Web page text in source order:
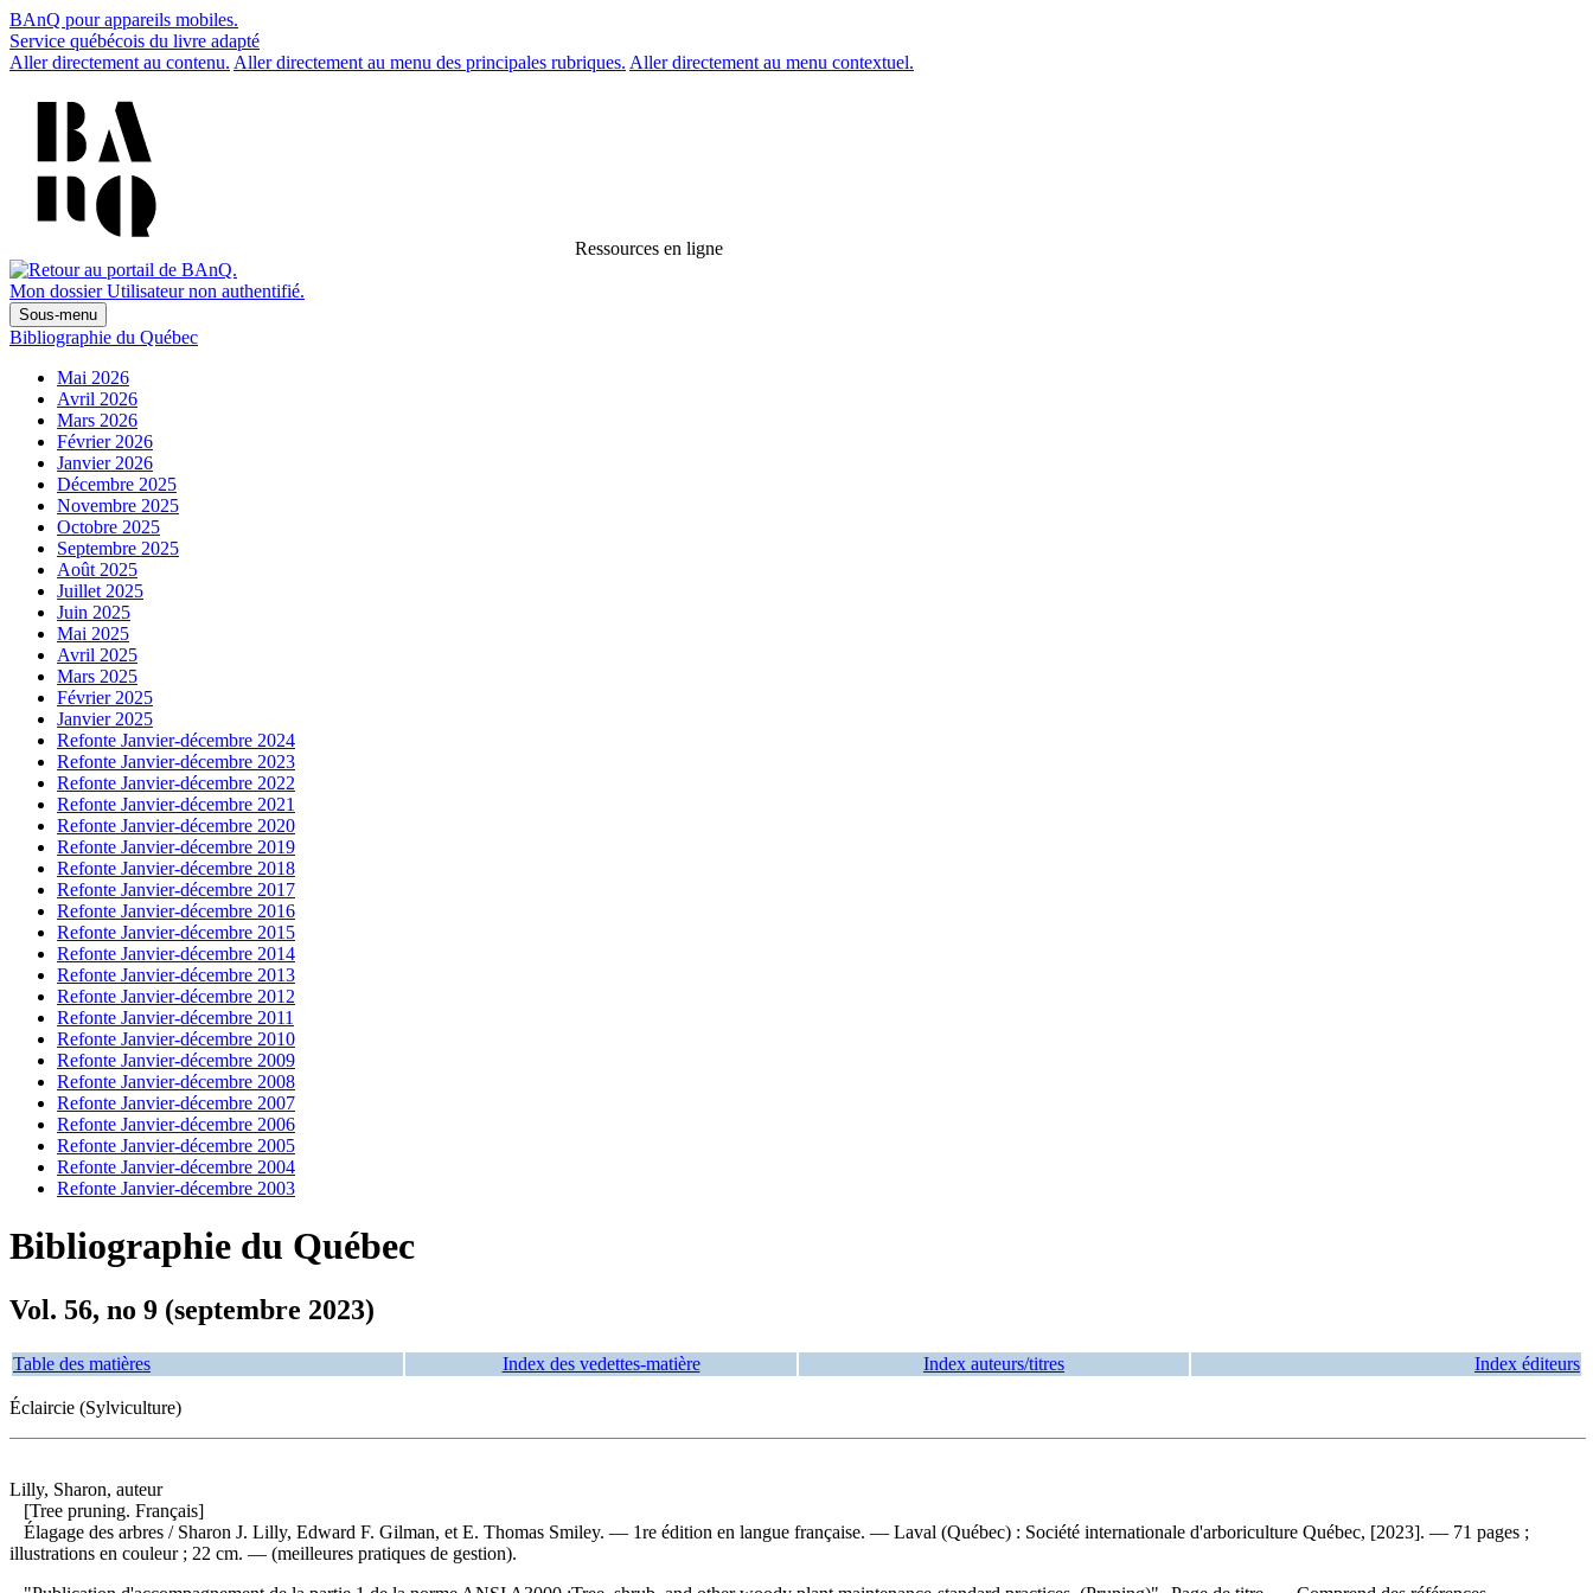
BAnQ pour appareils mobiles.
Service québécois du livre adapté
Aller directement au contenu. Aller directement au menu des principales rubriques. Aller directement au menu contextuel.
Ressources en ligne
Mon dossier Utilisateur non authentifié.
Sous-menu
Bibliographie du Québec
Mai 2026
Avril 2026
Mars 2026
Février 2026
Janvier 2026
Décembre 2025
Novembre 2025
Octobre 2025
Septembre 2025
Août 2025
Juillet 2025
Juin 2025
Mai 2025
Avril 2025
Mars 2025
Février 2025
Janvier 2025
Refonte Janvier-décembre 2024
Refonte Janvier-décembre 2023
Refonte Janvier-décembre 2022
Refonte Janvier-décembre 2021
Refonte Janvier-décembre 2020
Refonte Janvier-décembre 2019
Refonte Janvier-décembre 2018
Refonte Janvier-décembre 2017
Refonte Janvier-décembre 2016
Refonte Janvier-décembre 2015
Refonte Janvier-décembre 2014
Refonte Janvier-décembre 2013
Refonte Janvier-décembre 2012
Refonte Janvier-décembre 2011
Refonte Janvier-décembre 2010
Refonte Janvier-décembre 2009
Refonte Janvier-décembre 2008
Refonte Janvier-décembre 2007
Refonte Janvier-décembre 2006
Refonte Janvier-décembre 2005
Refonte Janvier-décembre 2004
Refonte Janvier-décembre 2003
Bibliographie du Québec
Vol. 56, no 9 (septembre 2023)
Table des matières Index des vedettes-matière Index auteurs/titres Index éditeurs
Éclaircie (Sylviculture)
Lilly, Sharon, auteur
[Tree pruning. Français]
Élagage des arbres / Sharon J. Lilly, Edward F. Gilman, et E. Thomas Smiley. — 1re édition en langue française. — Laval (Québec) : Société internationale d'arboriculture Québec, [2023]. — 71 pages ;
illustrations en couleur ; 22 cm. — (meilleures pratiques de gestion).